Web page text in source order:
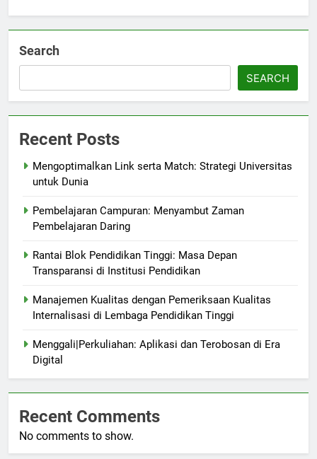
Search
SEARCH
Recent Posts
Mengoptimalkan Link serta Match: Strategi Universitas
untuk Dunia
Pembelajaran Campuran: Menyambut Zaman
Pembelajaran Daring
Rantai Blok Pendidikan Tinggi: Masa Depan
Transparansi di Institusi Pendidikan
Manajemen Kualitas dengan Pemeriksaan Kualitas
Internalisasi di Lembaga Pendidikan Tinggi
Menggali|Perkuliahan: Aplikasi dan Terobosan di Era
Digital
Recent Comments
No comments to show.